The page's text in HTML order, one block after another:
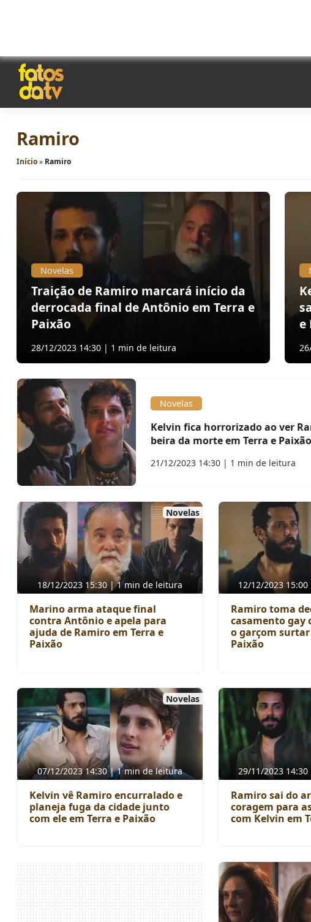
Ramiro
Início» Ramiro
Novelas
Traição de Ramiro marcará início da
derrocada final de Antônio em Terra e
Paixão
28/12/2023 14:30 | 1 min de leitura
e
Novelas
Kelvin fica horrorizado ao ver
beira da morte em Terra e Paixão
21/12/2023 14:30 | 1 min de leitura
Novelas
18/12/2023 15:30 | 1 min de leitura
Marino arma ataque final
contra Antônio e apela para
ajuda de Ramiro em Terra e
Paixão
12/12/2023
Ramiro toma
casamento gay
o garçom surtar
Paixão
Novelas
07/12/2023 14:30 | 1 min de leitura
Kelvin vê Ramiro encurralado e
planeja fuga da cidade junto
com ele em Terra e Paixão
29/11/2023
Ramiro sai do
coragem para
com Kelvin em